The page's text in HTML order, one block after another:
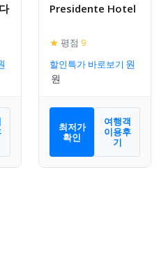
Presidente Hotel
★ 평점 9
할인특가 바로보기
최저가
확인
여행객
이용후
기